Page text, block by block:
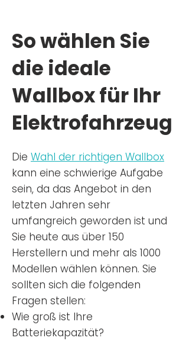
So wählen Sie
die ideale
Wallbox für Ihr
Elektrofahrzeug
Die Wahl der richtigen Wallbox
kann eine schwierige Aufgabe
sein, da das Angebot in den
letzten Jahren sehr
umfangreich geworden ist und
Sie heute aus über 150
Herstellern und mehr als 1000
Modellen wählen können. Sie
sollten sich die folgenden
Fragen stellen:
Wie groß ist Ihre
Batteriekapazität?